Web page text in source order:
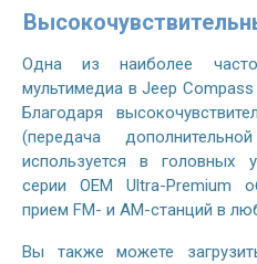
Одна из наиболее
мультимедиа в Jeep
Благодаря
(передача
используется в головных
серии OEM Ultra-Premium
прием FM- и AM-станций в
Вы также можете